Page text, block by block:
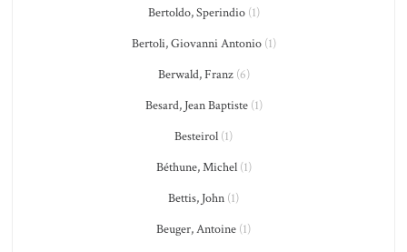
Bertoldo, Sperindio(1)
Bertoli, Giovanni Antonio(1)
Berwald, Franz(6)
Besard, Jean Baptiste(1)
Besteirol (1)
Béthune, Michel(1)
Bettis, John (1)
Beuger, Antoine (1)